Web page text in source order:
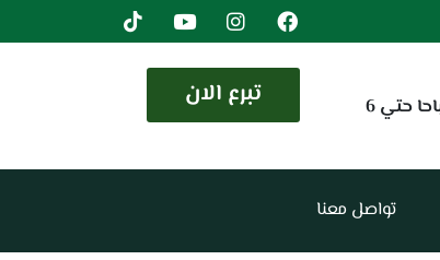
من الساعه 10 صباحا حتي 6
تبرع الان
تواصل معنا